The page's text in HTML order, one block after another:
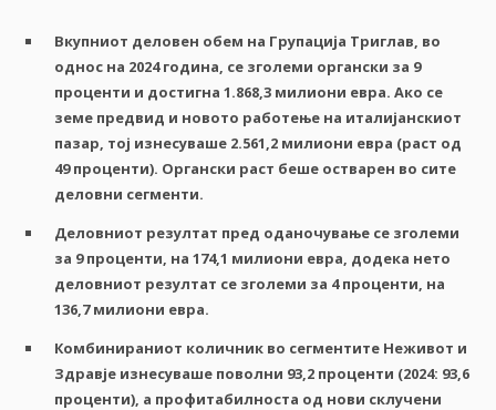
Вкупниот деловен обем на Групација Триглав, во
однос на 2024година, се зголеми органски за 9
проценти и достигна 1.868,3 милиони евра. Ако се
земе предвид и новото работење на италијанскиот
пазар, тој изнесуваше 2.561,2 милиони евра (раст од
49проценти). Органски раст беше остварен во сите
деловни сегменти.
Деловниот резултат пред оданочување се зголеми
за 9проценти, на 174,1 милиони евра, додека нето
деловниот резултат се зголеми за 4проценти, на
136,7милиони евра.
Комбинираниот количник во сегментите Неживот и
Здравје изнесуваше поволни 93,2 проценти (2024: 93,6
проценти), а профитабилноста од нови склучени